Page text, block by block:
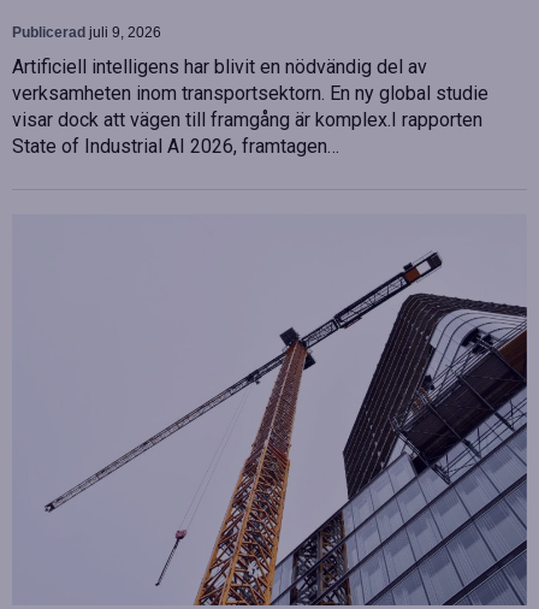
Publicerad juli 9, 2026
Artificiell intelligens har blivit en nödvändig del av
verksamheten inom transportsektorn. En ny global studie
visar dock att vägen till framgång är komplex.I rapporten
State of Industrial AI 2026, framtagen…